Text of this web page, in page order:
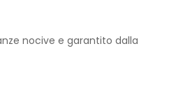
nocive e garantito dalla